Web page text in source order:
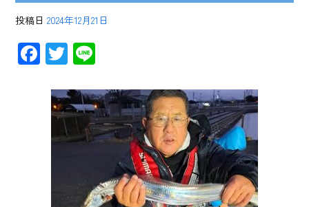
投稿日 2024年12月21日
F
e
b
o
T
tt
er